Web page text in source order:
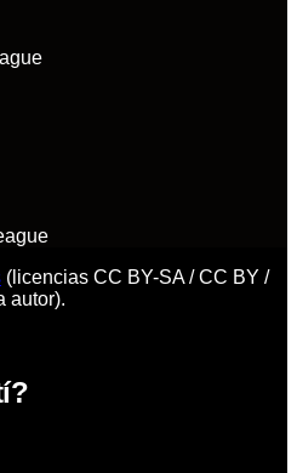
(licencias CC BY-SA / CC BY /
autor).